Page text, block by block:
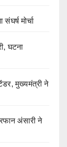
मोर्चा
घटना
मुख्यमंत्री ने
अंसारी ने